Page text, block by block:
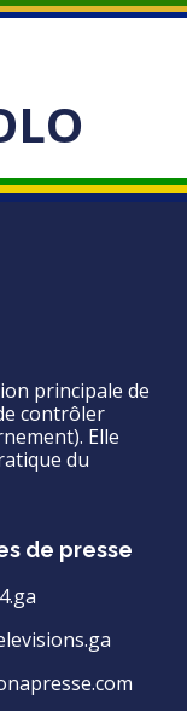
principale de
contrôler
Elle
du
de presse